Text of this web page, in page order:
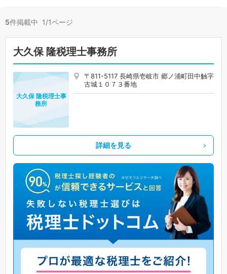
5件掲載中 1/1ページ
大久保 隆税理士事務所
〒811-5117 長崎県壱岐市 郷ノ浦町田中触字
古城１０７３番地
大久保 隆税理士事
務所
詳細を見る